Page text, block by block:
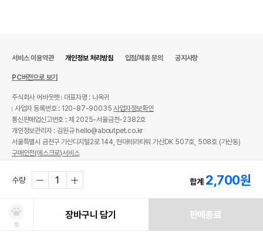
수량 합계 2,700원
찜
장바구니 담기 판매종료
서비스 이용약관 개인정보 처리방침 입점/제휴 문의 공지사항
PC버전으로 보기
주식회사 어바웃펫
대표자명 : 나옥귀
사업자 등록번호 : 120-87-90035사업자정보확인
통신판매업신고번호 : 제 2025-서울금천-2382호
개인정보관리자 : 김원규 hello@aboutpet.co.kr
서울특별시 금천구 가산디지털2로 144, 현대테라타워 가산DK 507호, 508호 (가산동)
구매안전(에스크로)서비스